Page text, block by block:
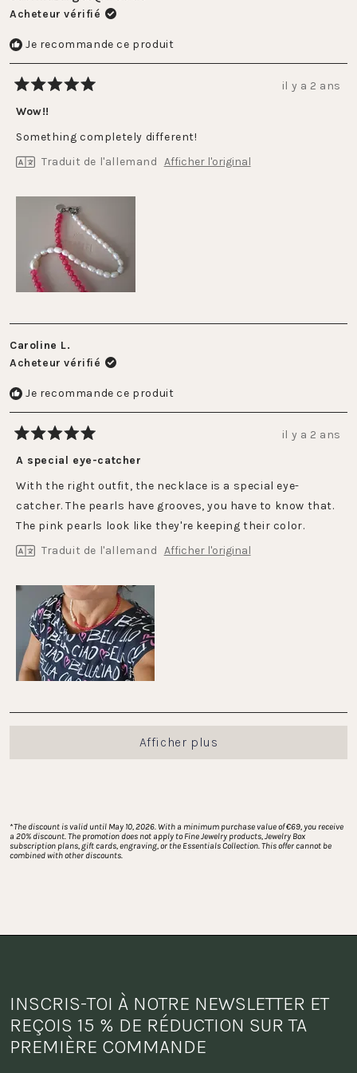
Acheteur vérifié
Je recommande ce produit
5
5
étoiles
il y a 2 ans
Wow!!
Something completely different!
Traduit de l'allemand Afficher l'original
Caroline L.
Acheteur vérifié
Je recommande ce produit
5
5
étoiles
il y a 2 ans
A special eye-catcher
With the right outfit, the necklace is a special eye-
catcher. The pearls have grooves, you have to know that.
The pink pearls look like they're keeping their color.
Traduit de l'allemand Afficher l'original
Chargement...
Afficher plus
*The discount is valid until May 10, 2026. With a minimum purchase value of €69, you receive
a 20% discount. The promotion does not apply to Fine Jewelry products, Jewelry Box
subscription plans, gift cards, engraving, or the Essentials Collection. This offer cannot be
combined with other discounts.
INSCRIS-TOI À NOTRE NEWSLETTER ET
REÇOIS 15 % DE RÉDUCTION SUR TA
PREMIÈRE COMMANDE